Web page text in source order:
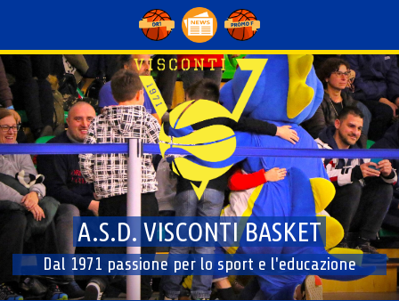
content
A.S.D. VISCONTI BASKET
Dal 1971 passione per lo sport e l'educazione